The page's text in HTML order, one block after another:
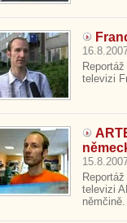
televizi
televizi